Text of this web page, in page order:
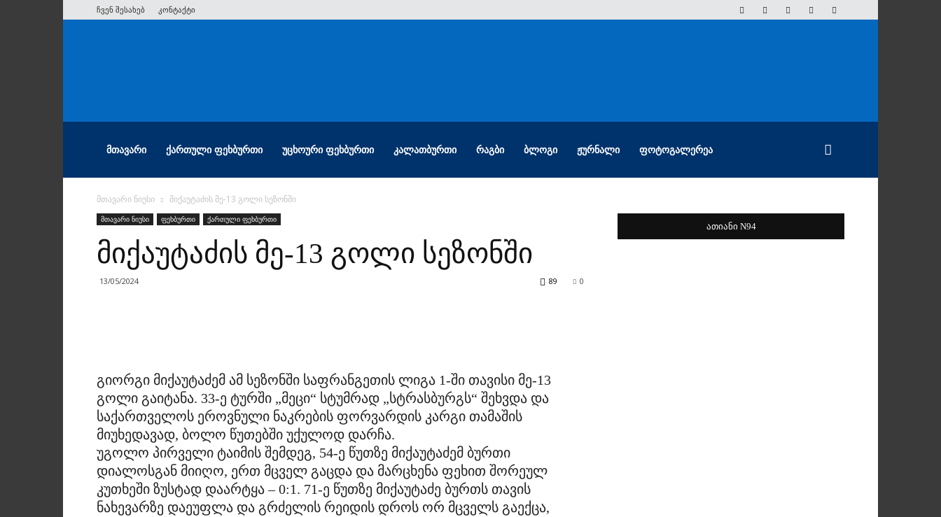
ჩვენ შესახებ კონტაქტი
ᲛᲗᲐᲕᲐᲠᲘ ᲥᲐᲠᲗᲣᲚᲘ ᲤᲔᲮᲑᲣᲠᲗᲘ ᲣᲪᲮᲝᲣᲠᲘ ᲤᲔᲮᲑᲣᲠᲗᲘ ᲙᲐᲚᲐᲗᲑᲣᲠᲗᲘ ᲠᲐᲒᲑᲘ ᲑᲚᲝᲒᲘ ᲟᲣᲠᲜᲐᲚᲘ ᲤᲝᲢᲝᲒᲐᲚᲔᲠᲔᲐ
მთავარი ნიუსი მიქაუტაძის მე-13 გოლი სეზონში
მთავარი ნიუსი ფეხბურთი ქართული ფეხბურთი
მიქაუტაძის მე-13 გოლი სეზონში
13/05/2024 0
89
გიორგი მიქაუტაძემ ამ სეზონში საფრანგეთის ლიგა 1-ში თავისი მე-13
გოლი გაიტანა. 33-ე ტურში „მეცი“ სტუმრად „სტრასბურგს“ შეხვდა და
საქართველოს ეროვნული ნაკრების ფორვარდის კარგი თამაშის
მიუხედავად, ბოლო წუთებში უქულოდ დარჩა.
უგოლო პირველი ტაიმის შემდეგ, 54-ე წუთზე მიქაუტაძემ ბურთი
დიალოსგან მიიღო, ერთ მცველ გაცდა და მარცხენა ფეხით შორეულ
კუთხეში ზუსტად დაარტყა – 0:1. 71-ე წუთზე მიქაუტაძე ბურთს თავის
ნახევარზე დაეუფლა და გრძელის რეიდის დროს ორ მცველს გაექცა,
ათიანი N94